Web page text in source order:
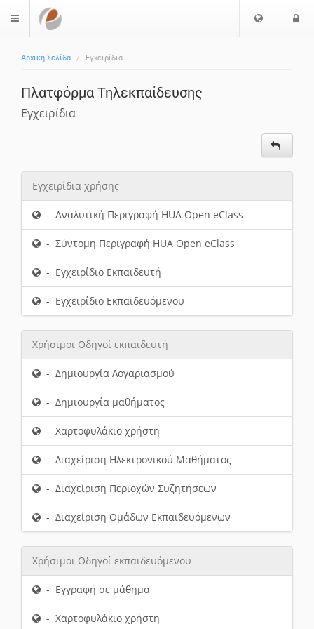
$langMenu
Επιλογή
Αρχική Σελίδα Εγχειρίδια
Πλατφόρμα Τηλεκπαίδευσης
Εγχειρίδια
Εγχειρίδια χρήσης
- Αναλυτική Περιγραφή HUA Open eClass
- Σύντομη Περιγραφή HUA Open eClass
- Εγχειρίδιο Εκπαιδευτή
- Εγχειρίδιο Εκπαιδευόμενου
Χρήσιμοι Οδηγοί εκπαιδευτή
- Δημιουργία Λογαριασμού
- Δημιουργία μαθήματος
- Χαρτοφυλάκιο χρήστη
- Διαχείριση Ηλεκτρονικού Μαθήματος
- Διαχείριση Περιοχών Συζητήσεων
- Διαχείριση Ομάδων Εκπαιδευόμενων
Χρήσιμοι Οδηγοί εκπαιδευόμενου
- Εγγραφή σε μάθημα
- Χαρτοφυλάκιο χρήστη